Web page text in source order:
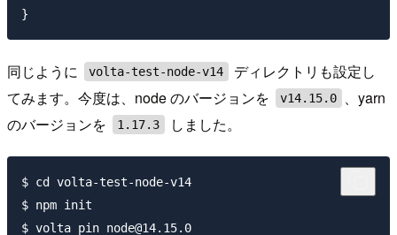
同じように volta-test-node-v14
ディレクトリも設定し
てみます。今度は、node のバージョンを
v14.15.0
、yarn
のバージョンを
1.17.3 しました。
$ cd volta-test-node-v14
$ npm init
$ volta pin node@14.15.0